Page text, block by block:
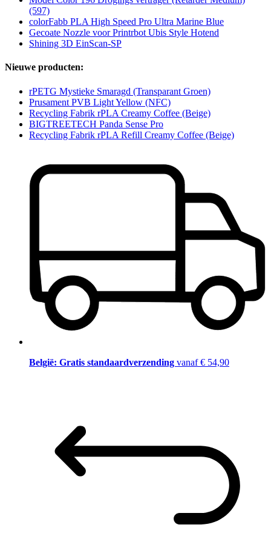
(597)
colorFabb PLA High Speed Pro Ultra Marine Blue
Gecoate Nozzle voor Printrbot Ubis Style Hotend
Shining 3D EinScan-SP
Nieuwe producten:
rPETG Mystieke Smaragd (Transparant Groen)
Prusament PVB Light Yellow (NFC)
Recycling Fabrik rPLA Creamy Coffee (Beige)
BIGTREETECH Panda Sense Pro
Recycling Fabrik rPLA Refill Creamy Coffee (Beige)
België: Gratis standaardverzending vanaf € 54,90